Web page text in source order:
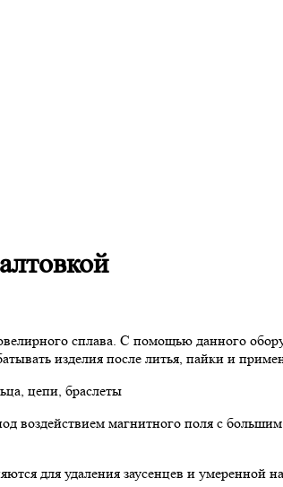
сплава. С помощью данного
изделия после литья, пайки и
цепи, браслеты
магнитного поля с большим
для удаления заусенцев и умеренной